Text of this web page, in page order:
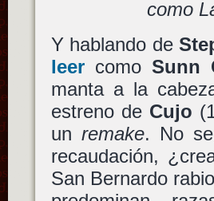
como
Y hablando de
leercomo Sunn
manta a la
estreno de Cujo
un remake. No
recaudación,
San Bernardo